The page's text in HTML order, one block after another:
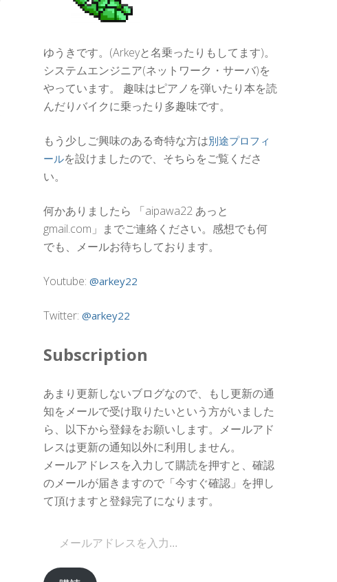
ゆうきです。(Arkeyと名乗ったりもしてます)。
システムエンジニア(ネットワーク・サーバ)を
やっています。 趣味はピアノを弾いたり本を読
んだりバイクに乗ったり多趣味です。
もう少しご興味のある奇特な方は別途プロフィ
ールを設けましたので、そちらをご覧くださ
い。
何かありましたら 「aipawa22 あっと
gmail.com」までご連絡ください。感想でも何
でも、メールお待ちしております。
Youtube: @arkey22
Twitter: @arkey22
Subscription
あまり更新しないブログなので、もし更新の通
知をメールで受け取りたいという方がいました
ら、以下から登録をお願いします。メールアド
レスは更新の通知以外に利用しません。
メールアドレスを入力して購読を押すと、確認
のメールが届きますので「今すぐ確認」を押し
て頂けますと登録完了になります。